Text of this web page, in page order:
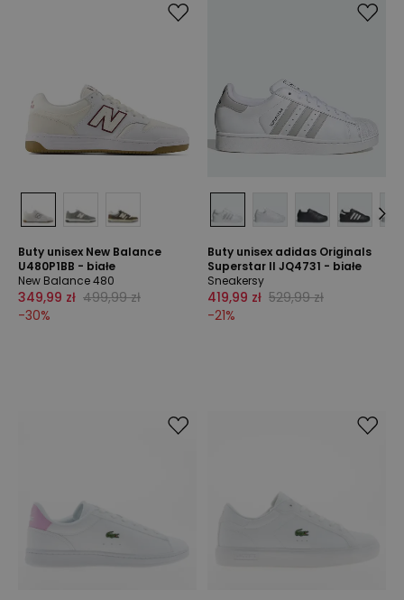
Buty unisex New Balance
U480P1BB - białe
New Balance 480
349,99 zł 499,99 zł
-30%
Buty unisex adidas Originals
Superstar II JQ4731 - białe
Sneakersy
419,99 zł 529,99 zł
-21%